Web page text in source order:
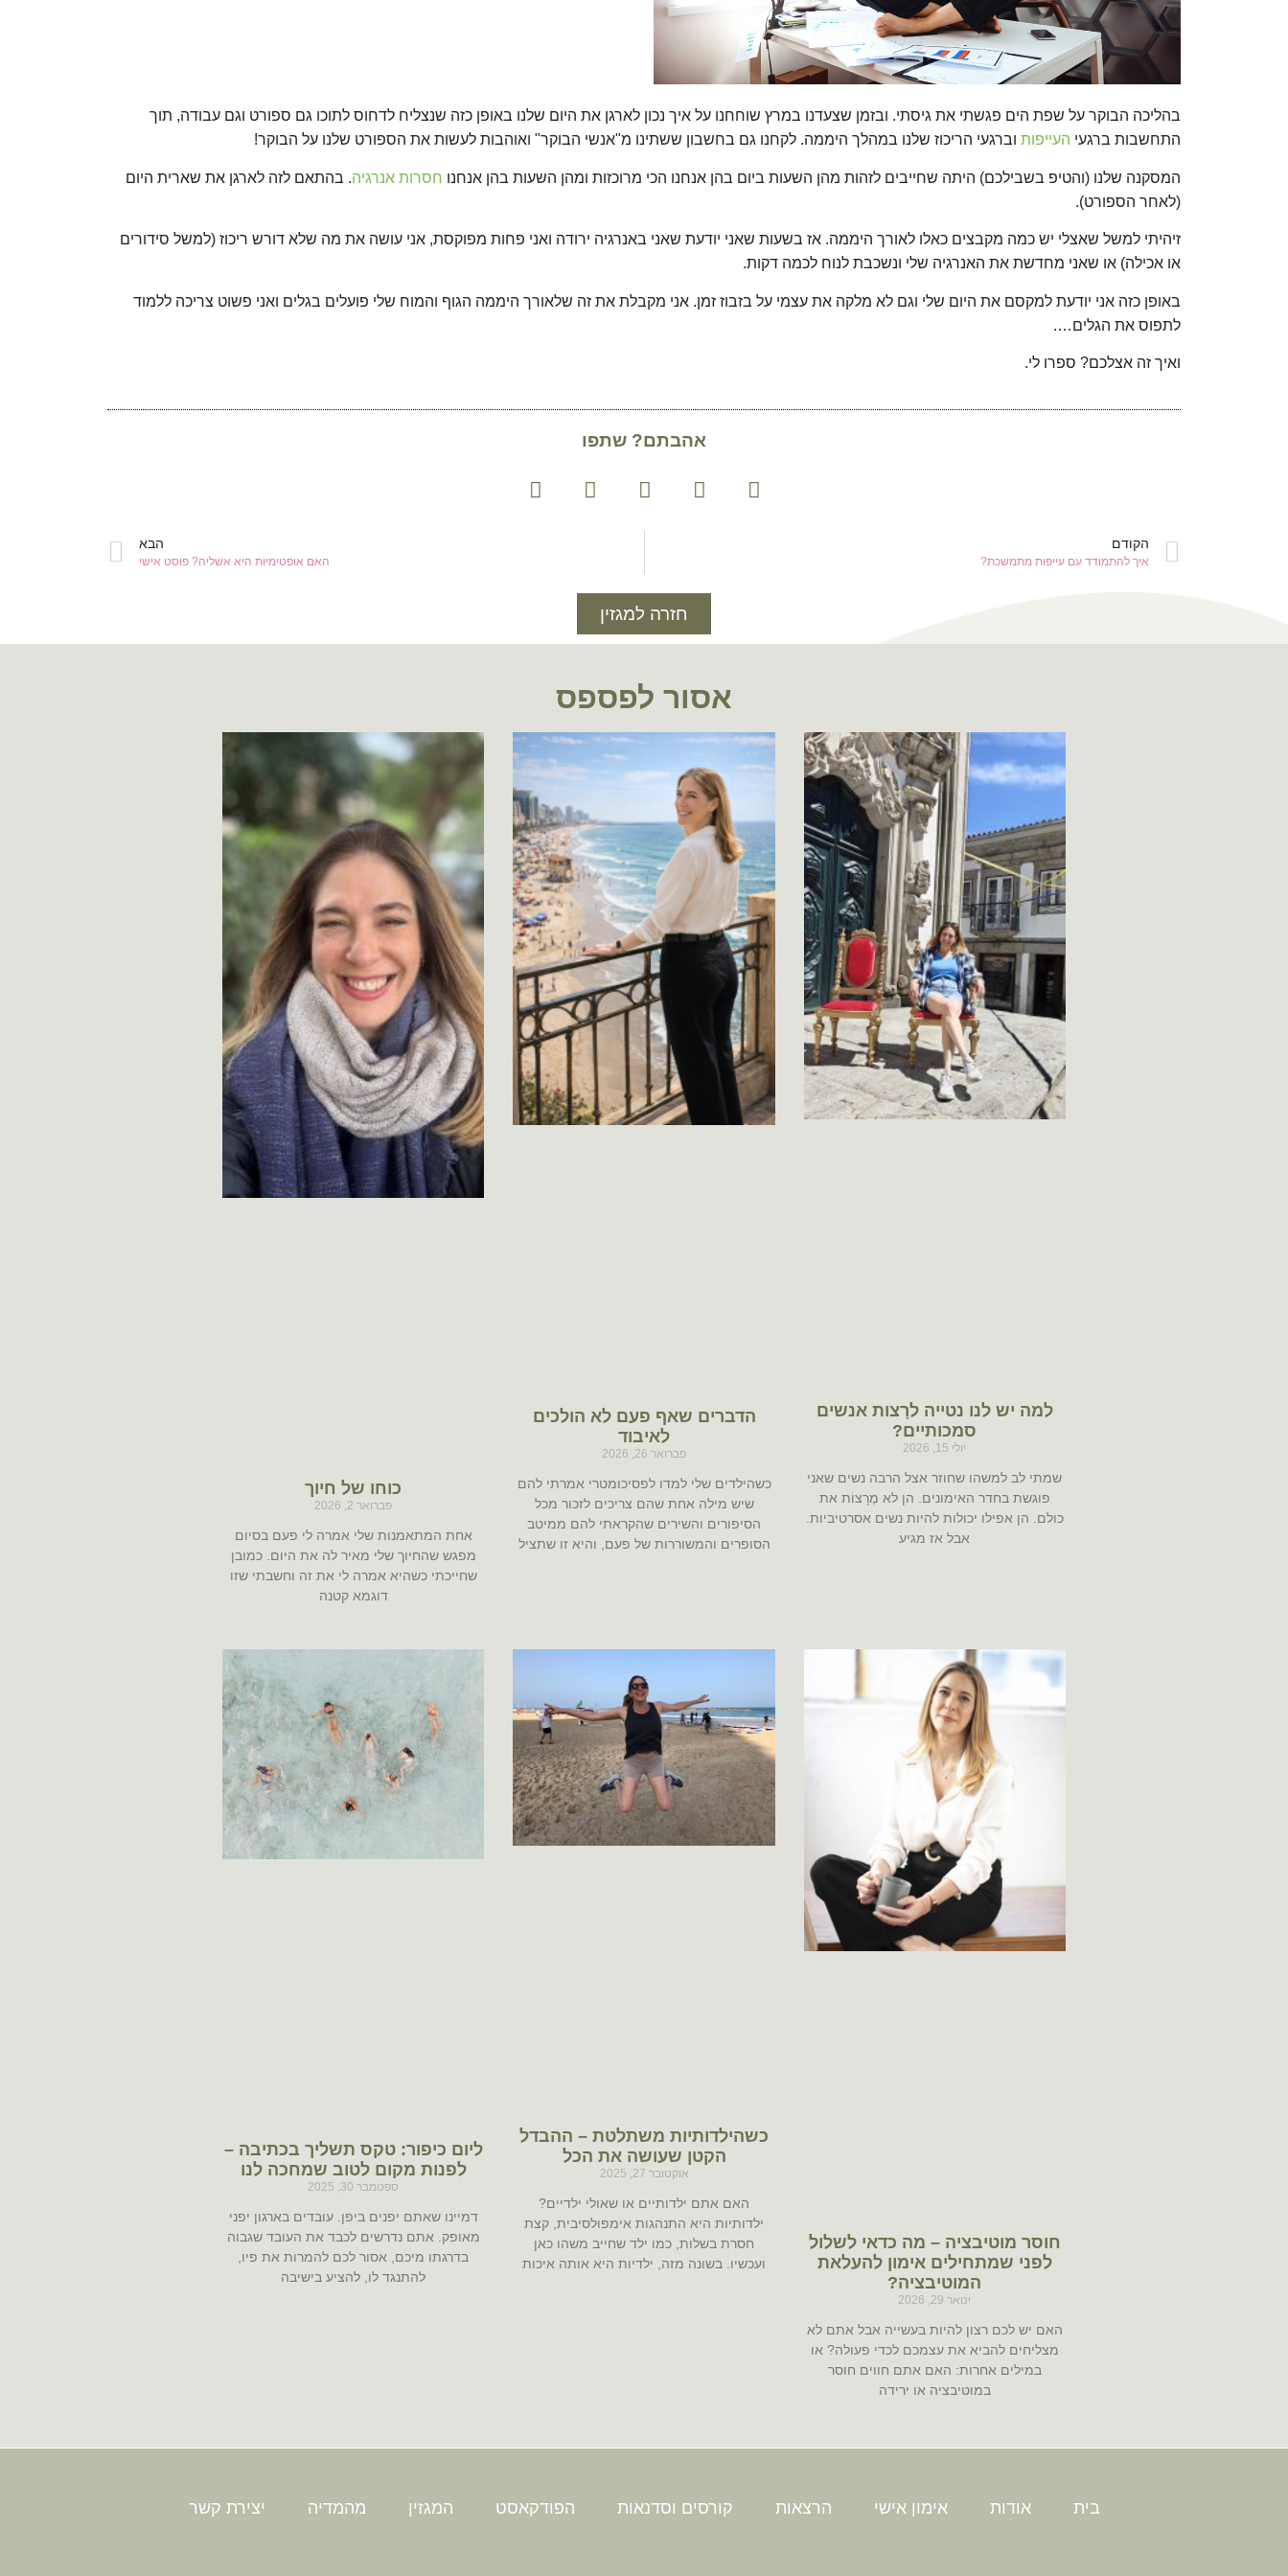
בהליכה הבוקר על שפת הים פגשתי את גיסתי. ובזמן שצעדנו במרץ שוחחנו על איך נכון לארגן את היום שלנו באופן כזה שנצליח לדחוס לתוכו גם ספורט וגם עבודה, תוך
התחשבות ברגעי העייפות וברגעי הריכוז שלנו במהלך היממה. לקחנו גם בחשבון ששתינו מ"אנשי הבוקר" ואוהבות לעשות את הספורט שלנו על הבוקר!
המסקנה שלנו (והטיפ בשבילכם) היתה שחייבים לזהות מהן השעות ביום בהן אנחנו הכי מרוכזות ומהן השעות בהן אנחנו חסרות אנרגיה. בהתאם לזה לארגן את שארית היום
(לאחר הספורט).
זיהיתי למשל שאצלי יש כמה מקבצים כאלו לאורך היממה. אז בשעות שאני יודעת שאני באנרגיה ירודה ואני פחות מפוקסת, אני עושה את מה שלא דורש ריכוז (למשל סידורים
או אכילה) או שאני מחדשת את האנרגיה שלי ונשכבת לנוח לכמה דקות.
באופן כזה אני יודעת למקסם את היום שלי וגם לא מלקה את עצמי על בזבוז זמן. אני מקבלת את זה שלאורך היממה הגוף והמוח שלי פועלים בגלים ואני פשוט צריכה ללמוד
לתפוס את הגלים….
ואיך זה אצלכם? ספרו לי.
אהבתם? שתפו
הקודם
איך להתמודד עם עייפות מתמשכת?
הבא
האם אופטימיות היא אשליה? פוסט אישי
חזרה למגזין
אסור לפספס
למה יש לנו נטייה לרָצות אנשים
סמכותיים?
יולי 15, 2026
שמתי לב למשהו שחוזר אצל הרבה נשים שאני
פוגשת בחדר האימונים. הן לא מֶרָצוֹת את
כולם. הן אפילו יכולות להיות נשים אסרטיביות.
אבל אז מגיע
הדברים שאף פעם לא הולכים
לאיבוד
פברואר 26, 2026
כשהילדים שלי למדו לפסיכומטרי אמרתי להם
שיש מילה אחת שהם צריכים לזכור מכל
הסיפורים והשירים שהקראתי להם ממיטב
הסופרים והמשוררות של פעם, והיא זו שתציל
כוחו של חיוך
פברואר 2, 2026
אחת המתאמנות שלי אמרה לי פעם בסיום
מפגש שהחיוך שלי מאיר לה את היום. כמובן
שחייכתי כשהיא אמרה לי את זה וחשבתי שזו
דוגמא קטנה
חוסר מוטיבציה – מה כדאי לשלול
לפני שמתחילים אימון להעלאת
המוטיבציה?
ינואר 29, 2026
האם יש לכם רצון להיות בעשייה אבל אתם לא
מצליחים להביא את עצמכם לכדי פעולה? או
במילים אחרות: האם אתם חווים חוסר
במוטיבציה או ירידה
כשהילדותיות משתלטת – ההבדל
הקטן שעושה את הכל
אוקטובר 27, 2025
האם אתם ילדותיים או שאולי ילדיים?
ילדותיות היא התנהגות אימפולסיבית, קצת
חסרת בשלות, כמו ילד שחייב משהו כאן
ועכשיו. בשונה מזה, ילדיות היא אותה איכות
ליום כיפור: טקס תשליך בכתיבה –
לפנות מקום לטוב שמחכה לנו
ספטמבר 30, 2025
דמיינו שאתם יפנים ביפן. עובדים בארגון יפני
מאופק. אתם נדרשים לכבד את העובד שגבוה
בדרגתו מיכם, אסור לכם להמרות את פיו,
להתנגד לו, להציע בישיבה
בית אודות אימון אישי הרצאות קורסים וסדנאות הפודקאסט המגזין מהמדיה יצירת קשר